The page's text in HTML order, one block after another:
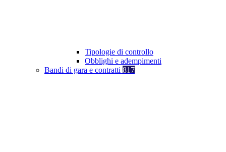
Tipologie di controllo
Obblighi e adempimenti
Bandi di gara e contratti 817